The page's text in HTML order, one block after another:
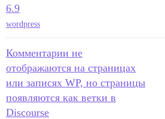
6.9
wordpress
Комментарии не
отображаются на страницах
или записях WP, но страницы
появляются как ветки в
Discourse